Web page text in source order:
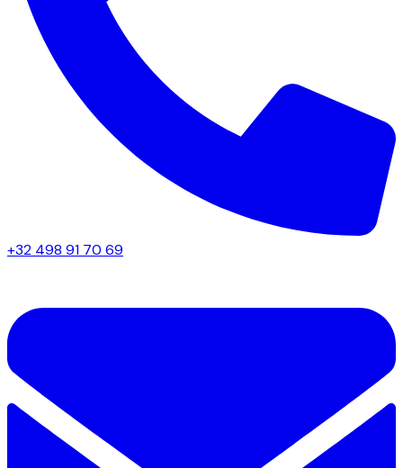
+32 498 91 70 69